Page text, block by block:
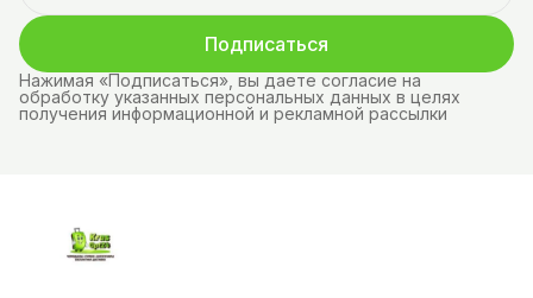
Подписаться
Нажимая «Подписаться», вы даете согласие на
обработку указанных персональных данных в целях
получения информационной и рекламной рассылки